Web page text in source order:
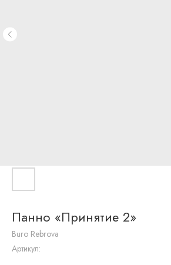
столы
Посуда
Подсвечники
Текстиль
Панно «Принятие 2»
Buro Rebrova
Артикул: